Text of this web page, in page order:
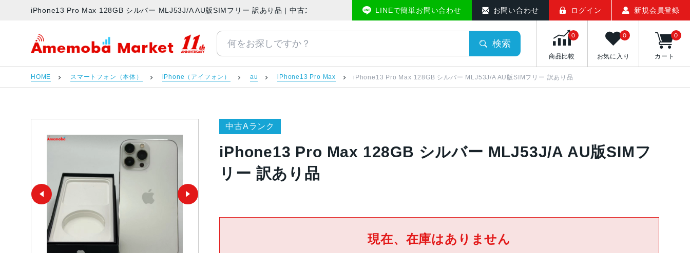
iPhone13 Pro Max 128GB シルバー MLJ53J/A AU版SIMフリー 訳あり品 | 中古スマホ販売のアメモバマーケットLINEで簡単お問い合わせ お問い合わせ ログイン 新規会員登録
アメモバマーケット
検索
商品比較
0
お気に入り
0
カート
0
HOME スマートフォン（本体） iPhone（アイフォン） au iPhone13 Pro Max iPhone13 Pro Max 128GB シルバー MLJ53J/A AU版SIMフリー 訳あり品
中古Aランク
iPhone13 Pro Max 128GB シルバー MLJ53J/A AU版SIMフ
リー 訳あり品
現在、在庫はありません